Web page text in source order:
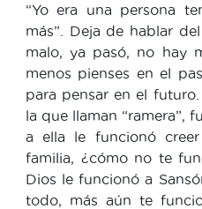
“Yo era una persona
más”. Deja de hablar
malo, ya pasó, no hay
menos pienses en el
para pensar en el
la que llaman “ramera”,
a ella le funcionó
familia, ¿cómo no te
Dios le funcionó a
todo, más aún te